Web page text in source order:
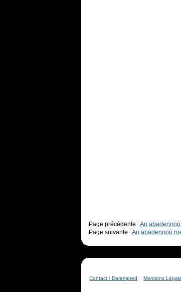
Page précédente :An
Page suivante :An abadennoù
Contact / Darempred Mentions